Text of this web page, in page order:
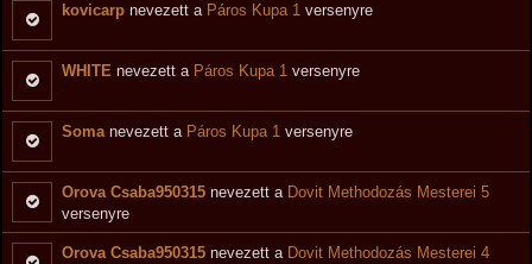
kovicarp nevezett a Páros Kupa 1 versenyre
WHITE nevezett a Páros Kupa 1 versenyre
Somanevezett a Páros Kupa 1 versenyre
Orova Csaba950315 nevezett a Dovit Methodozás Mesterei 5
versenyre
Orova Csaba950315 nevezett a Dovit Methodozás Mesterei 4